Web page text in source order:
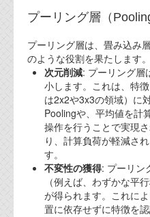
ログインをお願い致しま
名は"opendocument"で
機能安全用語集
設計用語集
オンラインショップ
お問い合わせ
FAQ
お問い合わせフォーム
プーリング層（
プーリング層は、畳み込み
のような役割を果たします。
次元削減: プーリング層
小します。これは、特
は2x2や3x3の領域）に
Poolingや、平均値を計
操作を行うことで実現
り、計算負荷が軽減さ
す。
不変性の獲得: プーリン
（例えば、わずかな平
が得られます。これに
置に依存せずに特徴を